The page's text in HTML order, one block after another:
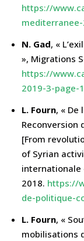
https://
N. Gad, «
», Migrations
https://
2019-3-page-
L. Fourn, « De
Reconversion
[From
of Syrian
internationale
2018. https://
de-politique-
L. Fourn, «
mobilisations